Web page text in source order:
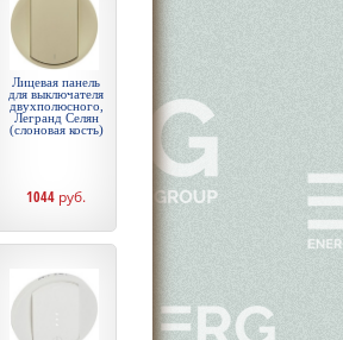
Лицевая панель
для выключателя
двухполюсного,
Легранд Селян
(слоновая кость)
1044 руб.